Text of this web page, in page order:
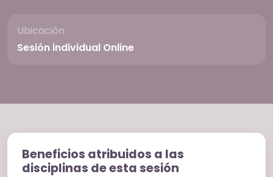
Ubicación
Sesión individual Online
Beneficios atribuidos a las
disciplinas de esta sesión